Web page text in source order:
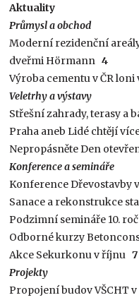
Aktuality
Průmysl a obchod
Moderní rezidenční
dveřmi Hörmann4
Výroba cementu v ČR
Veletrhy a výstavy
Střešní zahrady, terasy a
Praha aneb Lidé chtějí
Nepropásněte Den
Konference a semináře
Konference
Sanace a rekonstrukce
Podzimní semináře 10.
Odborné kurzy
Akce Sekurkonu v říjnu7
Projekty
Propojení budov VŠCHT